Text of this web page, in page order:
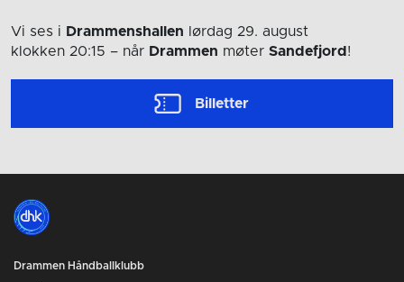
Vi ses i Drammenshallen lørdag 29. august
klokken 20:15 – når Drammen møter Sandefjord !
Billetter
Drammen Håndballklubb